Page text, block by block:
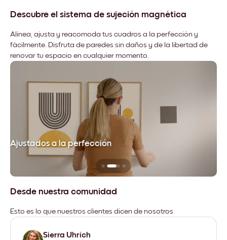
Descubre el sistema de sujeción magnética
Alinea, ajusta y reacomoda tus cuadros a la perfección y
fácilmente. Disfruta de paredes sin daños y de la libertad de
renovar tu espacio en cualquier momento.
Ajustados a la perfección
Desde nuestra comunidad
Esto es lo que nuestros clientes dicen de nosotros
Sierra Uhrich